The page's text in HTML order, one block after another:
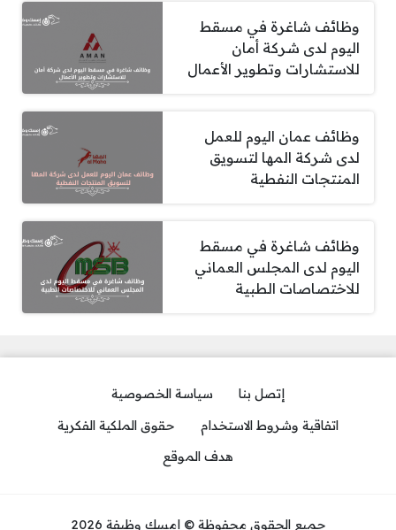
وظائف شاغرة في مسقط
اليوم لدى شركة أمان
للاستشارات وتطوير الأعمال
وظائف عمان اليوم للعمل
لدى شركة المها لتسويق
المنتجات النفطية
وظائف شاغرة في مسقط
اليوم لدى المجلس العماني
للاختصاصات الطبية
إتصل بنا
سياسة الخصوصية
اتفاقية وشروط الاستخدام
حقوق الملكية الفكرية
هدف الموقع
جميع الحقوق محفوظة © إمسك وظيفة 2026